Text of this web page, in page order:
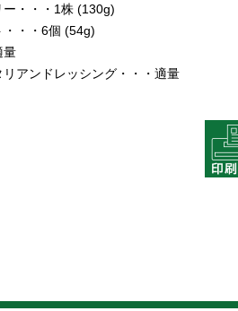
ー・・・1株 (130g)
・・・6個 (54g)
量
リアンドレッシング・・・適量